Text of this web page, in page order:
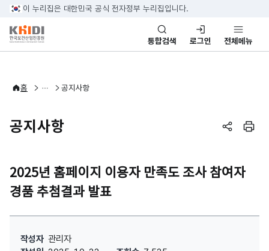
본문 바로가기
이 누리집은 대한민국 공식 전자정부 누리집입니다.
통합검색 로그인 전체메뉴
홈
알림·소식 공지사항
공지사항 페이지 공
페이
2025년 홈페이지 이용자 만족도 조사 참여자
경품 추첨결과 발표
2025년 홈페이지 이용자 만족도 조사 참여자 경품 추첨결과 발표 : 작
작성자 관리자